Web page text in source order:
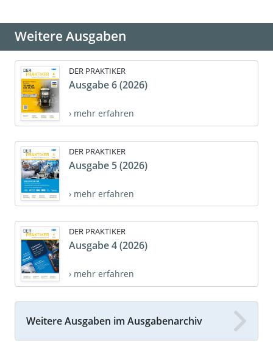
Weitere Ausgaben
DER PRAKTIKER
Ausgabe 6 (2026)
› mehr erfahren
DER PRAKTIKER
Ausgabe 5 (2026)
› mehr erfahren
DER PRAKTIKER
Ausgabe 4 (2026)
› mehr erfahren
Weitere Ausgaben im Ausgabenarchiv